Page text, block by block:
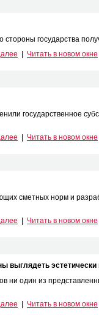
государства
Читать в новом окне
государственное
Читать в новом окне
сметных норм и
Читать в новом окне
выглядеть
ни один из
Читать в новом окне